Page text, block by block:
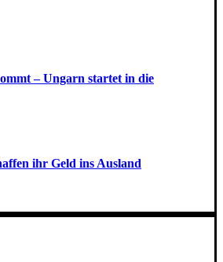
– Ungarn startet in die
ihr Geld ins Ausland